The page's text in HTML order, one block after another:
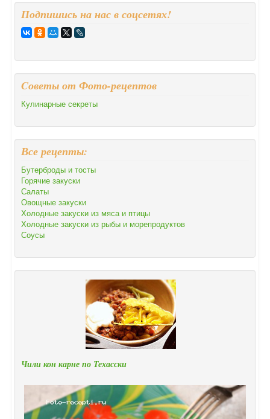
Подпишись на нас в соцсетях!
Cоветы от Фото-рецептов
Кулинарные секреты
Все рецепты:
Бутерброды и тосты
Горячие закуски
Салаты
Овощные закуски
Холодные закуски из мяса и птицы
Холодные закуски из рыбы и морепродуктов
Соусы
Чили кон карне по Техасски